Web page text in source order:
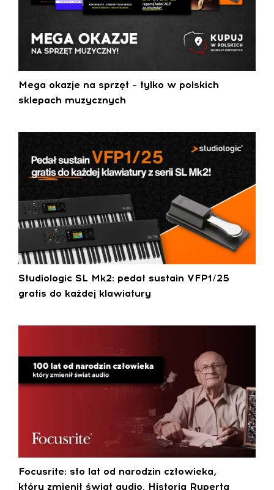
Mega okazje na sprzęt – tylko w polskich
sklepach muzycznych
Studiologic SL Mk2: pedał sustain VFP1/25
gratis do każdej klawiatury
Focusrite: sto lat od narodzin człowieka,
który zmienił świat audio. Historia Ruperta